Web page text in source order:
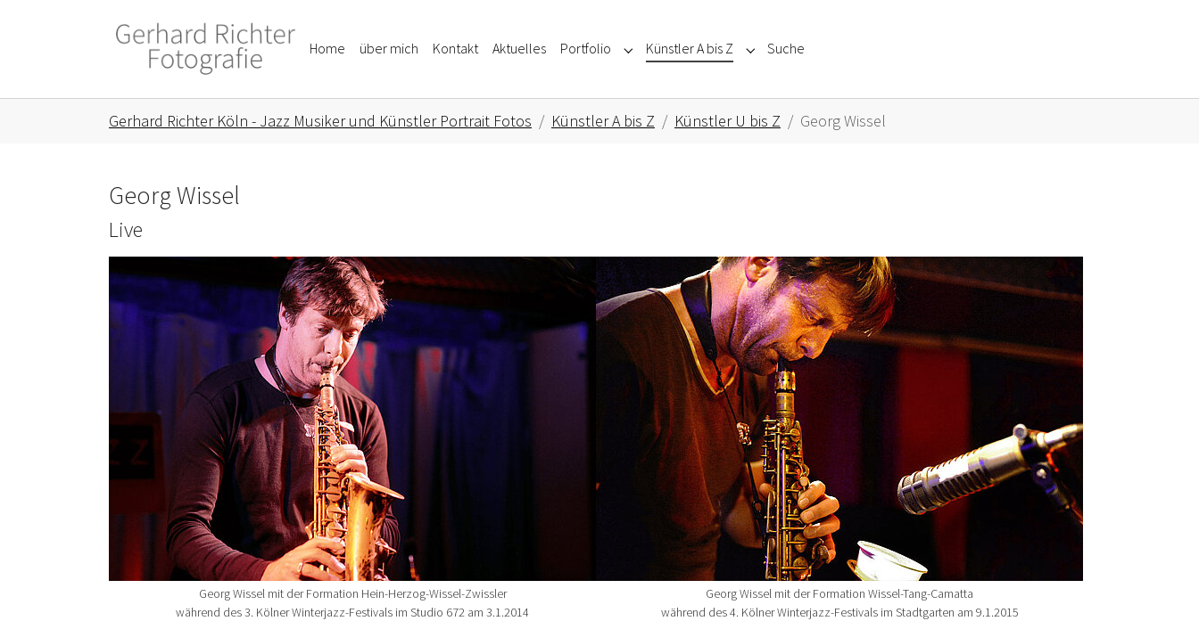
Home über mich Kontakt Aktuelles Portfolio Submenu for "Portfolio"
Künstler A bis Z Submenu for "Künstler A bis Z"
Suche
Gerhard Richter Köln - Jazz Musiker und Künstler Portrait Fotos Künstler A bis Z Künstler U bis Z Georg Wissel
Georg Wissel
Live
Show larger version for:
Georg Wissel mit der Formation Hein-Herzog-Wissel-Zwissler
während des 3. Kölner Winterjazz-Festivals im Studio 672 am 3.1.2014
Show larger version for:
Georg Wissel mit der Formation Wissel-Tang-Camatta
während des 4. Kölner Winterjazz-Festivals im Stadtgarten am 9.1.2015